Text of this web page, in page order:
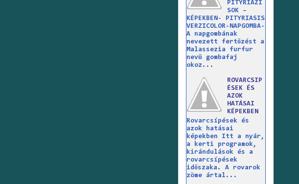
PITYRIÁZI
SOK –
KÉPEKBEN- PITYRIASIS
VERZICOLOR-NAPGOMBA-
A napgombának
nevezett fertőzést a
Malassezia furfur
nevű gombafaj
okoz...
ROVARCSIP
ÉSEK ÉS
AZOK
HATÁSAI
KÉPEKBEN
Rovarcsípések és
azok hatásai
képekben Itt a nyár,
a kerti programok,
kirándulások és a
rovarcsípések
időszaka. A rovarok
zöme ártal...